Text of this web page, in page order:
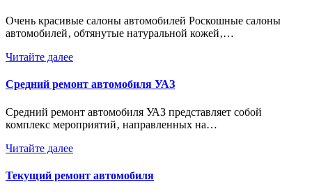
Очень красивые салоны автомобилей Роскошные салоны
автомобилей‚ обтянутые натуральной кожей‚…
Читайте далее
Средний ремонт автомобиля УАЗ
Средний ремонт автомобиля УАЗ представляет собой
комплекс мероприятий‚ направленных на…
Читайте далее
Текущий ремонт автомобиля